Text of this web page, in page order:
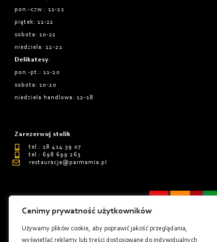
Cenimy prywatność użytkowników
Używamy plików cookie, aby poprawić jakość przeglądania,
wyświetlać reklamy lub treści dostosowane do indywidualnych
pon.-czw.: 11-21
piątek: 11-22
sobota: 10-22
niedziela: 12-21
Delikatesy:
pon.-pt.: 11-20
sobota: 10-20
niedziela handlowa: 12-18
Zarezerwuj stolik
tel.: 18 414 39 07
tel.: 698 699 263
restauracja@parmamia.pl
Regulamin